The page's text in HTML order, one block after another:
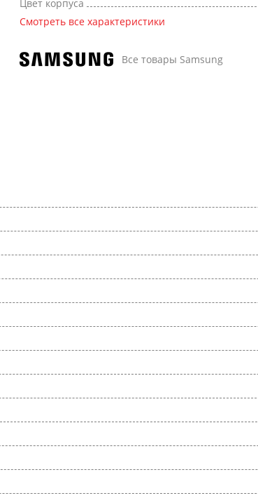
Цвет корпуса
Смотреть все характеристики
Все товары Samsung